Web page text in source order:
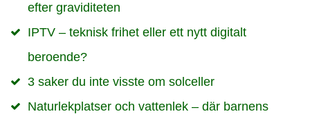
efter graviditeten
IPTV – teknisk frihet eller ett nytt digitalt
beroende?
3 saker du inte visste om solceller
Naturlekplatser och vattenlek – där barnens